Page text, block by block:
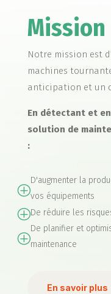
Mission
Notre mission est
machines
anticipation et un
En détectant et
solution de
:
P
D'augmenter la
vos équipements
PDe réduire les
P
De planifier et
maintenance
En savoir plus